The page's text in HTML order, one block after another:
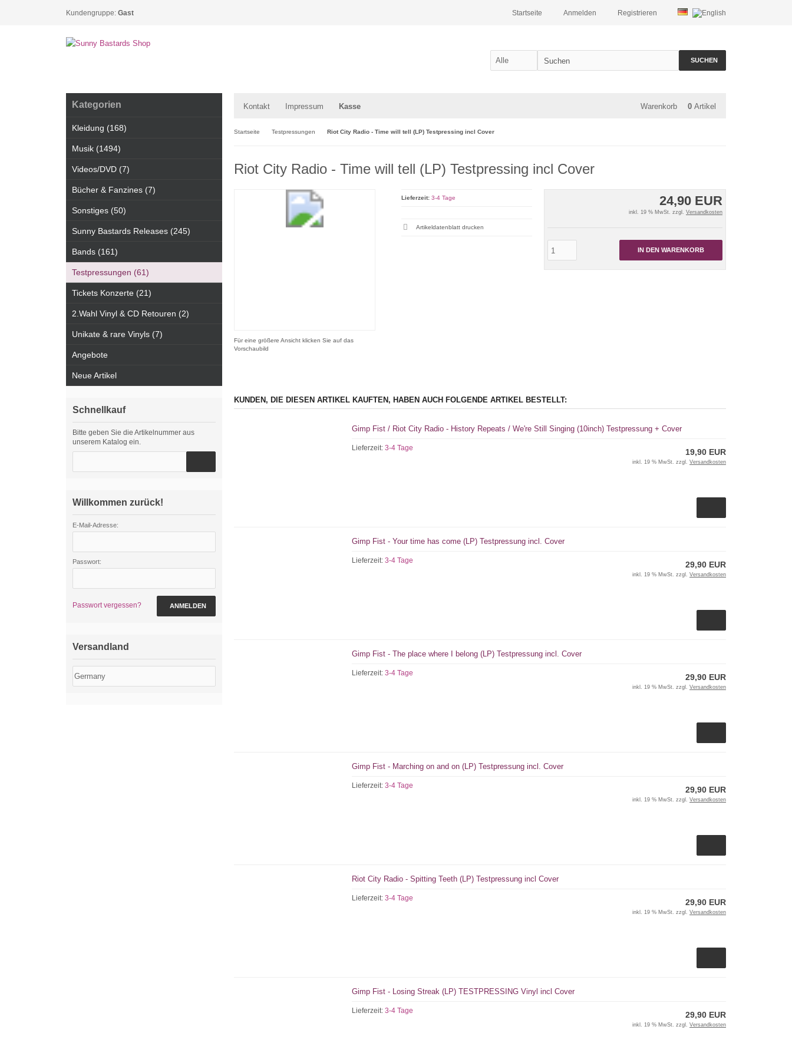
Kundengruppe: Gast Registrieren
Anmelden
Startseite
SUCHEN
Kontakt Impressum Kasse Warenkorb 0 Artikel
Startseite Testpressungen Riot City Radio - Time will tell (LP) Testpressing incl Cover
Riot City Radio - Time will tell (LP) Testpressing incl Cover
Für eine größere Ansicht klicken Sie auf das
Vorschaubild
24,90 EUR
inkl. 19 % MwSt. zzgl. Versandkosten
IN DEN WARENKORB
Lieferzeit: 3-4 Tage
Artikeldatenblatt drucken
KUNDEN, DIE DIESEN ARTIKEL KAUFTEN, HABEN AUCH FOLGENDE ARTIKEL BESTELLT:
Gimp Fist / Riot City Radio - History Repeats / We're Still Singing (10inch) Testpressung + Cover
Lieferzeit:3-4 Tage 19,90 EUR
inkl. 19 % MwSt. zzgl. Versandkosten
Gimp Fist - Your time has come (LP) Testpressung incl. Cover
Lieferzeit:3-4 Tage 29,90 EUR
inkl. 19 % MwSt. zzgl. Versandkosten
Gimp Fist - The place where I belong (LP) Testpressung incl. Cover
Lieferzeit:3-4 Tage 29,90 EUR
inkl. 19 % MwSt. zzgl. Versandkosten
Gimp Fist - Marching on and on (LP) Testpressung incl. Cover
Lieferzeit:3-4 Tage 29,90 EUR
inkl. 19 % MwSt. zzgl. Versandkosten
Riot City Radio - Spitting Teeth (LP) Testpressung incl Cover
Lieferzeit:3-4 Tage 29,90 EUR
inkl. 19 % MwSt. zzgl. Versandkosten
Gimp Fist - Losing Streak (LP) TESTPRESSING Vinyl incl Cover
Lieferzeit:3-4 Tage 29,90 EUR
inkl. 19 % MwSt. zzgl. Versandkosten
Kategorien
Kleidung (168)
Musik (1494)
Videos/DVD (7)
Bücher & Fanzines (7)
Sonstiges (50)
Sunny Bastards Releases (245)
Bands (161)
Testpressungen (61)
Tickets Konzerte (21)
2.Wahl Vinyl & CD Retouren (2)
Unikate & rare Vinyls (7)
Angebote
Neue Artikel
Schnellkauf
Bitte geben Sie die Artikelnummer aus
unserem Katalog ein.
Willkommen zurück!
E-Mail-Adresse:
Passwort:
Passwort vergessen? ANMELDEN
Versandland